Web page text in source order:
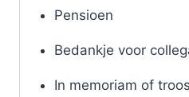
Pensioen
Bedankje voor
In memoriam of